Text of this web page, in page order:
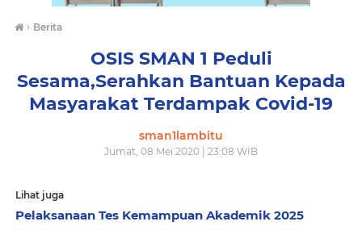
› Berita
OSIS SMAN 1 Peduli
Sesama,Serahkan Bantuan Kepada
Masyarakat Terdampak Covid-19
sman1lambitu
Jumat, 08 Mei 2020 | 23:08 WIB
Lihat juga
Pelaksanaan Tes Kemampuan Akademik 2025